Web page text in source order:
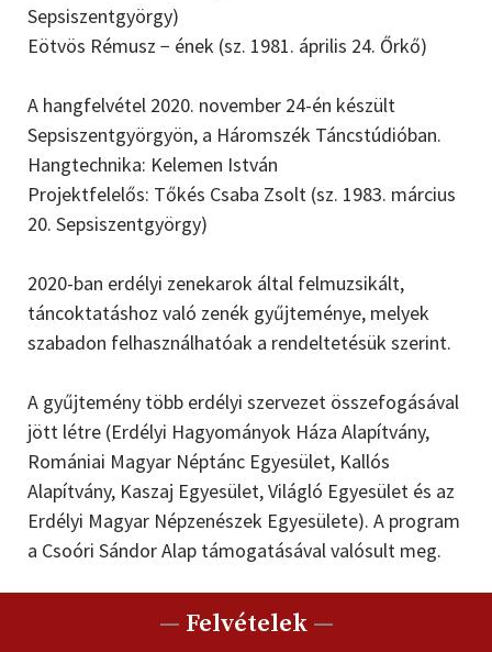
Sepsiszentgyörgy)
Eötvös Rémusz − ének (sz. 1981. április 24. Őrkő)
A hangfelvétel 2020. november 24-én készült
Sepsiszentgyörgyön, a Háromszék Táncstúdióban.
Hangtechnika: Kelemen István
Projektfelelős: Tőkés Csaba Zsolt (sz. 1983. március
20. Sepsiszentgyörgy)
2020-ban erdélyi zenekarok által felmuzsikált,
táncoktatáshoz való zenék gyűjteménye, melyek
szabadon felhasználhatóak a rendeltetésük szerint.
A gyűjtemény több erdélyi szervezet összefogásával
jött létre (Erdélyi Hagyományok Háza Alapítvány,
Romániai Magyar Néptánc Egyesület, Kallós
Alapítvány, Kaszaj Egyesület, Világló Egyesület és az
Erdélyi Magyar Népzenészek Egyesülete). A program
a Csoóri Sándor Alap támogatásával valósult meg.
— Felvételek —